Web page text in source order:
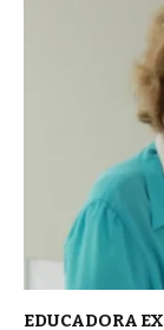
EDUCADORA